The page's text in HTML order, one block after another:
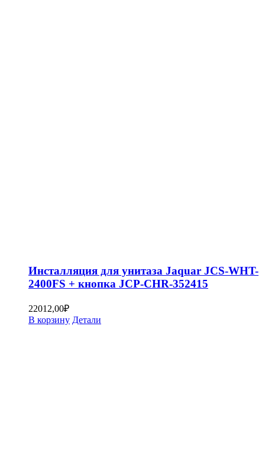
Инсталляция для унитаза Jaquar JCS-WHT-
2400FS + кнопка JCP-CHR-352415
22012,00₽
В корзину Детали